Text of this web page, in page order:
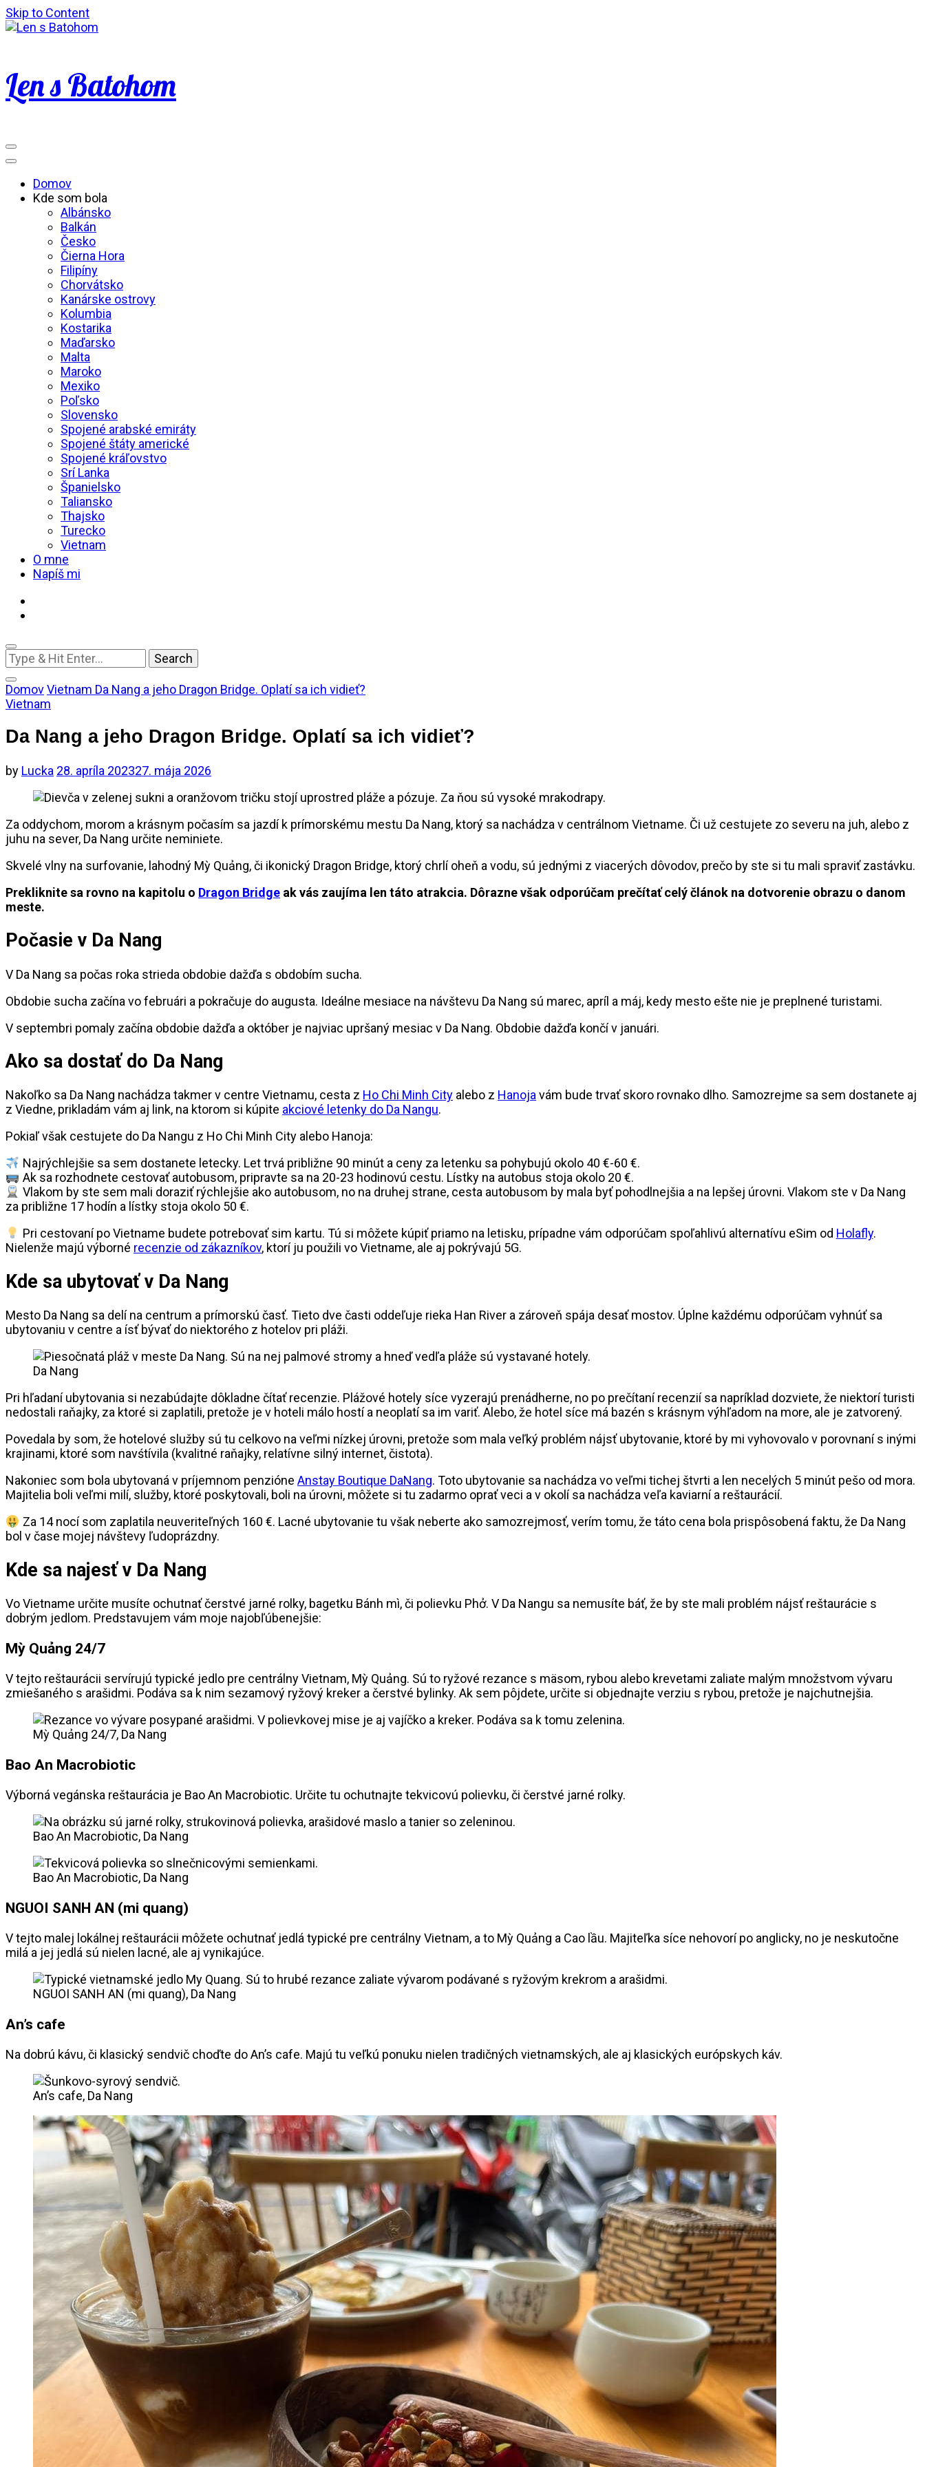
Skip to Content
Len s Batohom
Domov
Kde som bola
Albánsko
Balkán
Česko
Čierna Hora
Filipíny
Chorvátsko
Kanárske ostrovy
Kolumbia
Kostarika
Maďarsko
Malta
Maroko
Mexiko
Poľsko
Slovensko
Spojené arabské emiráty
Spojené štáty americké
Spojené kráľovstvo
Srí Lanka
Španielsko
Taliansko
Thajsko
Turecko
Vietnam
O mne
Napíš mi
Looking
for
Something?
DomovVietnam Da Nang a jeho Dragon Bridge. Oplatí sa ich vidieť?
Vietnam
Da Nang a jeho Dragon Bridge. Oplatí sa ich vidieť?
by Lucka 28. apríla 202327. mája 2026
Za oddychom, morom a krásnym počasím sa jazdí k prímorskému mestu Da Nang, ktorý sa nachádza v centrálnom Vietname. Či už cestujete zo severu na juh, alebo z
juhu na sever, Da Nang určite neminiete.
Skvelé vlny na surfovanie, lahodný Mỳ Quảng, či ikonický Dragon Bridge, ktorý chrlí oheň a vodu, sú jednými z viacerých dôvodov, prečo by ste si tu mali spraviť zastávku.
Prekliknite sa rovno na kapitolu o Dragon Bridge ak vás zaujíma len táto atrakcia. Dôrazne však odporúčam prečítať celý článok na dotvorenie obrazu o danom
meste.
Počasie v Da Nang
V Da Nang sa počas roka strieda obdobie dažďa s obdobím sucha.
Obdobie sucha začína vo februári a pokračuje do augusta. Ideálne mesiace na návštevu Da Nang sú marec, apríl a máj, kedy mesto ešte nie je preplnené turistami.
V septembri pomaly začína obdobie dažďa a október je najviac upršaný mesiac v Da Nang. Obdobie dažďa končí v januári.
Ako sa dostať do Da Nang
Nakoľko sa Da Nang nachádza takmer v centre Vietnamu, cesta z Ho Chi Minh City alebo z Hanojavám bude trvať skoro rovnako dlho. Samozrejme sa sem dostanete aj
z Viedne, prikladám vám aj link, na ktorom si kúpite akciové letenky do Da Nangu.
Pokiaľ však cestujete do Da Nangu z Ho Chi Minh City alebo Hanoja:
Najrýchlejšie sa sem dostanete letecky. Let trvá približne 90 minút a ceny za letenku sa pohybujú okolo 40 €-60 €.
Ak sa rozhodnete cestovať autobusom, pripravte sa na 20-23 hodinovú cestu. Lístky na autobus stoja okolo 20 €.
Vlakom by ste sem mali doraziť rýchlejšie ako autobusom, no na druhej strane, cesta autobusom by mala byť pohodlnejšia a na lepšej úrovni. Vlakom ste v Da Nang
za približne 17 hodín a lístky stoja okolo 50 €.
Pri cestovaní po Vietname budete potrebovať sim kartu. Tú si môžete kúpiť priamo na letisku, prípadne vám odporúčam spoľahlivú alternatívu eSim od Holafly.
Nielenže majú výborné recenzie od zákazníkov, ktorí ju použili vo Vietname, ale aj pokrývajú 5G.
Kde sa ubytovať v Da Nang
Mesto Da Nang sa delí na centrum a prímorskú časť. Tieto dve časti oddeľuje rieka Han River a zároveň spája desať mostov. Úplne každému odporúčam vyhnúť sa
ubytovaniu v centre a ísť bývať do niektorého z hotelov pri pláži.
Da Nang
Pri hľadaní ubytovania si nezabúdajte dôkladne čítať recenzie. Plážové hotely síce vyzerajú prenádherne, no po prečítaní recenzií sa napríklad dozviete, že niektorí turisti
nedostali raňajky, za ktoré si zaplatili, pretože je v hoteli málo hostí a neoplatí sa im variť. Alebo, že hotel síce má bazén s krásnym výhľadom na more, ale je zatvorený.
Povedala by som, že hotelové služby sú tu celkovo na veľmi nízkej úrovni, pretože som mala veľký problém nájsť ubytovanie, ktoré by mi vyhovovalo v porovnaní s inými
krajinami, ktoré som navśtívila (kvalitné raňajky, relatívne silný internet, čistota).
Nakoniec som bola ubytovaná v príjemnom penzióne Anstay Boutique DaNang. Toto ubytovanie sa nachádza vo veľmi tichej štvrti a len necelých 5 minút pešo od mora.
Majitelia boli veľmi milí, služby, ktoré poskytovali, boli na úrovni, môžete si tu zadarmo oprať veci a v okolí sa nachádza veľa kaviarní a reštaurácií.
Za 14 nocí som zaplatila neuveriteľných 160 €. Lacné ubytovanie tu však neberte ako samozrejmosť, verím tomu, že táto cena bola prispôsobená faktu, že Da Nang
bol v čase mojej návštevy ľudoprázdny.
Kde sa najesť v Da Nang
Vo Vietname určite musíte ochutnať čerstvé jarné rolky, bagetku Bánh mì, či polievku Phở. V Da Nangu sa nemusíte báť, že by ste mali problém nájsť reštaurácie s
dobrým jedlom. Predstavujem vám moje najobľúbenejšie:
Mỳ Quảng 24/7
V tejto reštaurácii servírujú typické jedlo pre centrálny Vietnam, Mỳ Quảng. Sú to ryžové rezance s mäsom, rybou alebo krevetami zaliate malým množstvom vývaru
zmiešaného s arašidmi. Podáva sa k nim sezamový ryžový kreker a čerstvé bylinky. Ak sem pôjdete, určite si objednajte verziu s rybou, pretože je najchutnejšia.
Mỳ Quảng 24/7, Da Nang
Bao An Macrobiotic
Výborná vegánska reštaurácia je Bao An Macrobiotic. Určite tu ochutnajte tekvicovú polievku, či čerstvé jarné rolky.
Bao An Macrobiotic, Da Nang
Bao An Macrobiotic, Da Nang
NGUOI SANH AN (mi quang)
V tejto malej lokálnej reštaurácii môžete ochutnať jedlá typické pre centrálny Vietnam, a to Mỳ Quảng a Cao lầu. Majiteľka síce nehovorí po anglicky, no je neskutočne
milá a jej jedlá sú nielen lacné, ale aj vynikajúce.
NGUOI SANH AN (mi quang), Da Nang
An’s cafe
Na dobrú kávu, či klasický sendvič choďte do An’s cafe. Majú tu veľkú ponuku nielen tradičných vietnamských, ale aj klasických európskych káv.
An’s cafe, Da Nang